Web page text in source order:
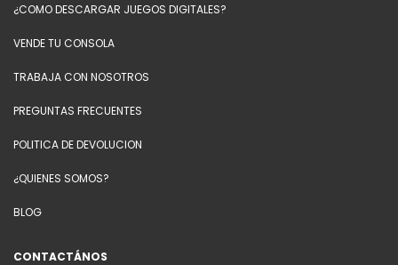
¿COMO DESCARGAR JUEGOS DIGITALES?
VENDE TU CONSOLA
TRABAJA CON NOSOTROS
PREGUNTAS FRECUENTES
POLITICA DE DEVOLUCION
¿QUIENES SOMOS?
BLOG
CONTACTÁNOS